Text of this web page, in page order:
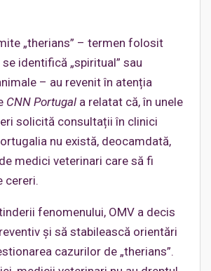
„therians” – termen folosit
identifică „spiritual” sau
– au revenit în atenția
CNN Portugal a relatat că, în unele
solicită consultații în clinici
nu există, deocamdată,
medici veterinari care să fi
cereri.
fenomenului, OMV a decis
și să stabilească orientări
cazurilor de „therians”.